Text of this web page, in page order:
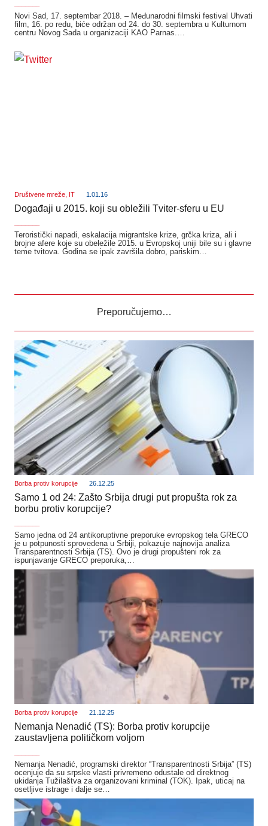
Novi Sad, 17. septembar 2018. – Međunarodni filmski festival Uhvati
film, 16. po redu, biće održan od 24. do 30. septembra u Kulturnom
centru Novog Sada u organizaciji KAO Parnas.…
Društvene mreže IT 1.01.16
Događaji u 2015. koji su obležili Tviter-sferu u EU
Teroristički napadi, eskalacija migrantske krize, grčka kriza, ali i
brojne afere koje su obeležile 2015. u Evropskoj uniji bile su i glavne
teme tvitova. Godina se ipak završila dobro, pariskim…
Preporučujemo…
Borba protiv korupcije 26.12.25
Samo 1 od 24: Zašto Srbija drugi put propušta rok za
borbu protiv korupcije?
Samo jedna od 24 antikoruptivne preporuke evropskog telа GRECO
je u potpunosti sprovedena u Srbiji, pokazuje najnovija analiza
Transparentnosti Srbija (TS). Ovo je drugi propušteni rok za
ispunjavanje GRECO preporuka,…
Borba protiv korupcije 21.12.25
Nemanja Nenadić (TS): Borba protiv korupcije
zaustavljena političkom voljom
Nemanja Nenadić, programski direktor “Transparentnosti Srbija” (TS)
ocenjuje da su srpske vlasti privremeno odustale od direktnog
ukidanja Tužilaštva za organizovani kriminal (TOK). Ipak, uticaj na
osetljive istrage i dalje se…